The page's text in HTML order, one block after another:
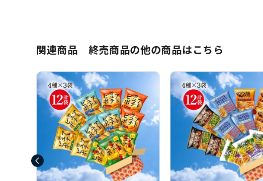
関連商品 終売商品の他の商品はこちら